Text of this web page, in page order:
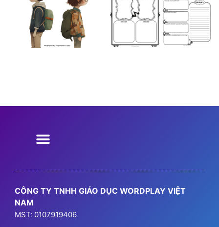
CÔNG TY TNHH GIÁO DỤC WORDPLAY VIỆT
NAM
MST: 0107919406